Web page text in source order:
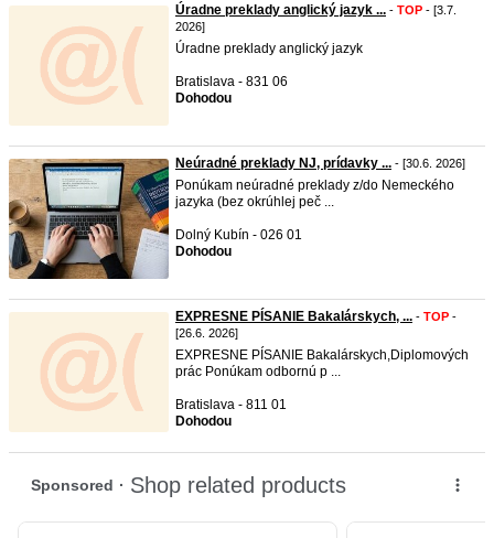
Úradne preklady anglický jazyk ... - TOP - [3.7.
2026]
Úradne preklady anglický jazyk
Bratislava - 831 06
Dohodou
Neúradné preklady NJ, prídavky ... - [30.6. 2026]
Ponúkam neúradné preklady z/do Nemeckého
jazyka (bez okrúhlej peč ...
Dolný Kubín - 026 01
Dohodou
EXPRESNE PÍSANIE Bakalárskych, ... - TOP -
[26.6. 2026]
EXPRESNE PÍSANIE Bakalárskych,Diplomových
prác Ponúkam odbornú p ...
Bratislava - 811 01
Dohodou